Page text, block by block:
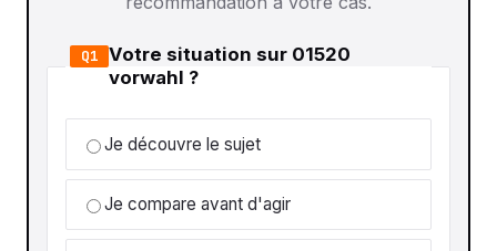
Q1 Votre situation sur 01520
vorwahl ?
Je découvre le sujet
Je compare avant d'agir